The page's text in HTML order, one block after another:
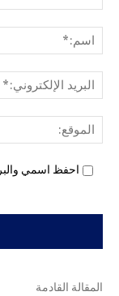
احفظ اسمي
المقالة القادمة